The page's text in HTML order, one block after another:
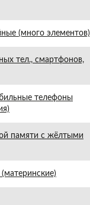
(много элементов)
тел., смартфонов,
телефоны
памяти с жёлтыми